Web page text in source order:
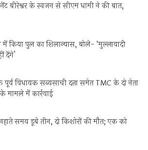
बीरेश्वर के स्वजन से सीएम धामी ने की बात,
किया पुल का शिलान्यास, बोले- ‘मुल्लावादी
देंगे’
पूर्व विधायक सब्यसाची दत्ता समेत TMC के दो नेता
मामले में कार्रवाई
समय डूबे तीन, दो किशोरों की मौत; एक को